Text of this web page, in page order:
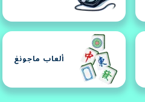
ألعاب ماجونغ